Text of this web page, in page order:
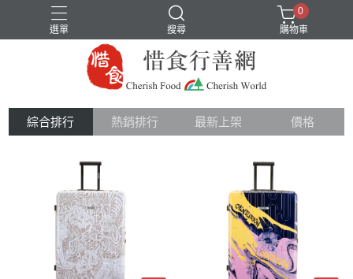
選單 搜尋
0
購物車
綜合排行 熱銷排行 最新上架 價格